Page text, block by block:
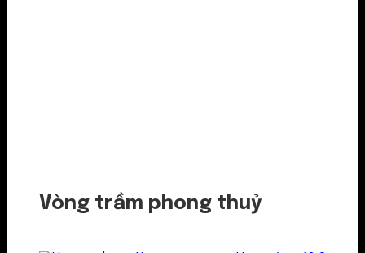
Vòng trầm phong thuỷ